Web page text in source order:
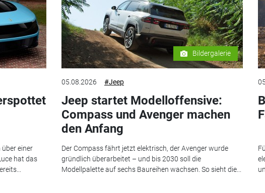
über einer
hat das
Bildergalerie
05.08.2026 #Jeep
Jeep startet Modelloffensive:
Compass und Avenger machen
den Anfang
Der Compass fährt jetzt elektrisch, der Avenger wurde
gründlich überarbeitet – und bis 2030 soll die
Modellpalette auf sechs Baureihen wachsen. So sieht die...